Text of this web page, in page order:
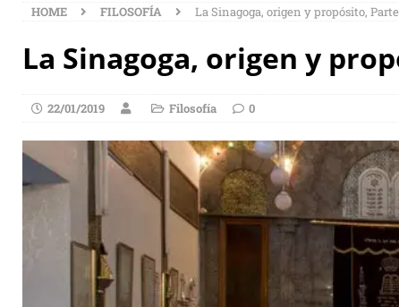
HOME FILOSOFÍA La Sinagoga, origen y propósito,
La Sinagoga, origen y
22/01/2019 Filosofía 0